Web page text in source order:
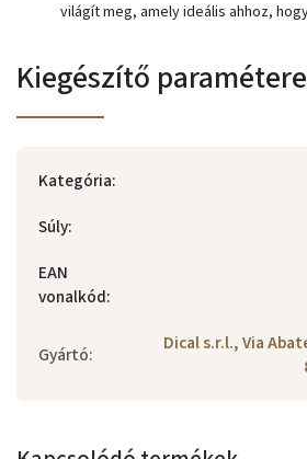
világít meg, amely ideális ahhoz,
Kiegészítő
Kategória:
Súly:
EAN
vonalkód:
Gyártó:
Dical s.r.l., Via